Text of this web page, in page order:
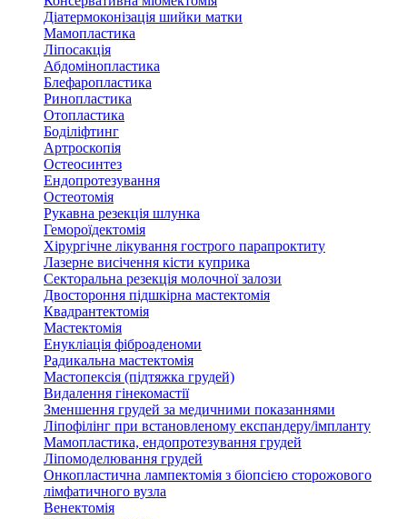
Діатермоконізація шийки матки
Мамопластика
Ліпосакція
Абдомінопластика
Блефаропластика
Ринопластика
Отопластика
Боділіфтинг
Артроскопія
Остеосинтез
Ендопротезування
Остеотомія
Рукавна резекція шлунка
Гемороїдектомія
Хірургічне лікування гострого парапроктиту
Лазерне висічення кісти куприка
Секторальна резекція молочної залози
Двостороння підшкірна мастектомія
Квадрантектомія
Мастектомія
Енукліація фіброаденоми
Радикальна мастектомія
Мастопексія (підтяжка грудей)
Видалення гінекомастії
Зменшення грудей за медичними показаннями
Ліпофілінг при встановленому експандеру/імпланту
Мамопластика, ендопротезування грудей
Ліпомоделювання грудей
Онкопластична лампектомія з біопсією сторожового
лімфатичного вузла
Венектомія